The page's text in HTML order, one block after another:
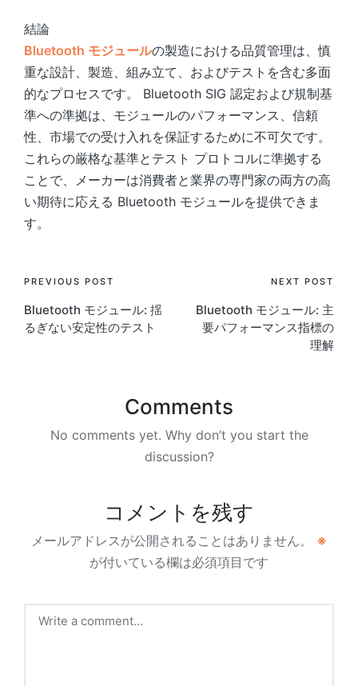
結論
Bluetooth モジュールの製造における品質管理は、慎
重な設計、製造、組み立て、およびテストを含む多面
的なプロセスです。 Bluetooth SIG 認定および規制基
準への準拠は、モジュールのパフォーマンス、信頼
性、市場での受け入れを保証するために不可欠です。
これらの厳格な基準とテスト プロトコルに準拠する
ことで、メーカーは消費者と業界の専門家の両方の高
い期待に応える Bluetooth モジュールを提供できま
す。
Post
navigation
PREVIOUS POST
Bluetooth モジュール: 揺
るぎない安定性のテスト
NEXT POST
Bluetooth モジュール: 主
要パフォーマンス指標の
理解
Comments
No comments yet. Why don’t you start the
discussion?
コメントを残す
メールアドレスが公開されることはありません。
※
が付いている欄は必須項目です